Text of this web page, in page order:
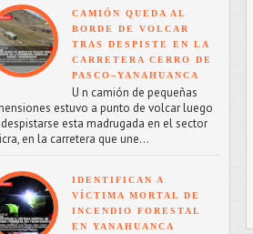
CAMIÓN QUEDA AL
BORDE DE VOLCAR
TRAS DESPISTE EN LA
CARRETERA CERRO DE
PASCO–YANAHUANCA
U n camión de pequeñas
estuvo a punto de volcar luego
esta madrugada en el sector
en la carretera que une...
IDENTIFICAN A
VÍCTIMA MORTAL DE
INCENDIO FORESTAL
EN YANAHUANCA